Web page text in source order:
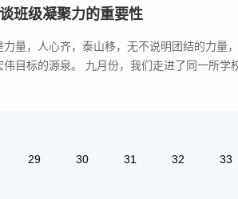
班级凝聚力的重要性
量，人心齐，泰山移，无不说明团结的力量
目标的源泉。 九月份，我们走进了同一所学
29 30 31 32 33